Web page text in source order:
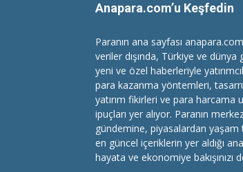
Anapara.com’u Keşfedin
Paranın ana sayfası
veriler dışında, Türkiye ve
yeni ve özel haberleriyle
para kazanma yöntemleri,
yatırım fikirleri ve para harcama
ipuçları yer alıyor. Paranın
gündemine, piyasalardan
en güncel içeriklerin yer aldığı
hayata ve ekonomiye bakışınızı